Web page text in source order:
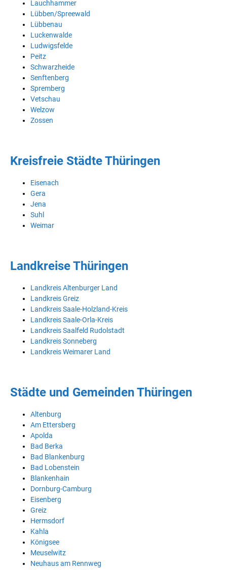
Lauchhammer
Lübben/Spreewald
Lübbenau
Luckenwalde
Ludwigsfelde
Peitz
Schwarzheide
Senftenberg
Spremberg
Vetschau
Welzow
Zossen
Kreisfreie Städte Thüringen
Eisenach
Gera
Jena
Suhl
Weimar
Landkreise Thüringen
Landkreis Altenburger Land
Landkreis Greiz
Landkreis Saale-Holzland-Kreis
Landkreis Saale-Orla-Kreis
Landkreis Saalfeld Rudolstadt
Landkreis Sonneberg
Landkreis Weimarer Land
Städte und Gemeinden Thüringen
Altenburg
Am Ettersberg
Apolda
Bad Berka
Bad Blankenburg
Bad Lobenstein
Blankenhain
Dornburg-Camburg
Eisenberg
Greiz
Hermsdorf
Kahla
Königsee
Meuselwitz
Neuhaus am Rennweg